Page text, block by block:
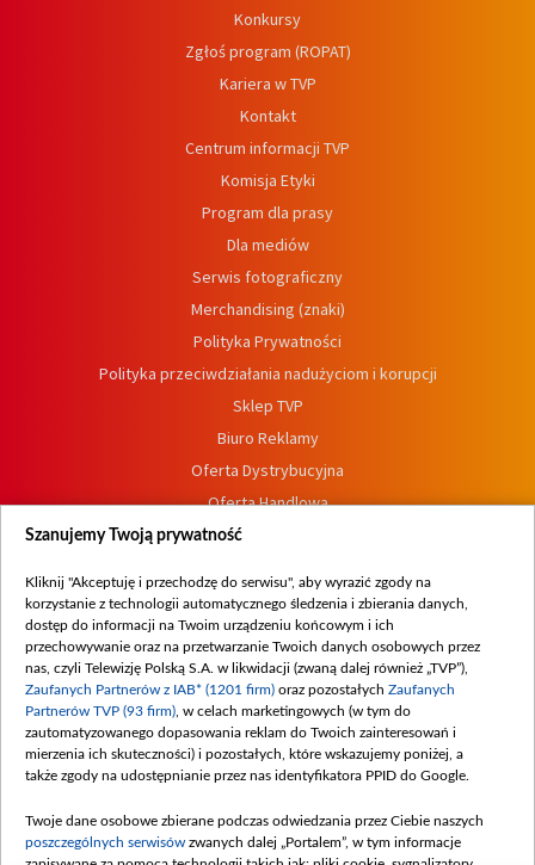
Konkursy
Zgłoś program (ROPAT)
Kariera w TVP
Kontakt
Centrum informacji TVP
Komisja Etyki
Program dla prasy
Dla mediów
Serwis fotograficzny
Merchandising (znaki)
Polityka Prywatności
Polityka przeciwdziałania nadużyciom i korupcji
Sklep TVP
Biuro Reklamy
Oferta Dystrybucyjna
Oferta Handlowa
Dostępność
Procedura zgłoszeń wewnętrznych
Szanujemy Twoją prywatność
Kliknij "Akceptuję i przechodzę do serwisu", aby wyrazić zgody na
korzystanie z technologii automatycznego śledzenia i zbierania danych,
dostęp do informacji na Twoim urządzeniu końcowym i ich
przechowywanie oraz na przetwarzanie Twoich danych osobowych przez
nas, czyli Telewizję Polską S.A. w likwidacji (zwaną dalej również „TVP”),
Zaufanych Partnerów z IAB* (1201 firm) oraz pozostałych Zaufanych
Partnerów TVP (93 firm) , w celach marketingowych (w tym do
zautomatyzowanego dopasowania reklam do Twoich zainteresowań i
mierzenia ich skuteczności) i pozostałych, które wskazujemy poniżej, a
także zgody na udostępnianie przez nas identyfikatora PPID do Google.
Twoje dane osobowe zbierane podczas odwiedzania przez Ciebie naszych
poszczególnych serwisów zwanych dalej „Portalem”, w tym informacje